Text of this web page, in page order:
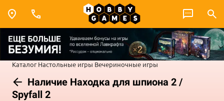
Каталог Настольные игры Вечериночные игры
Наличие Находка для шпиона 2 /
Spyfall 2